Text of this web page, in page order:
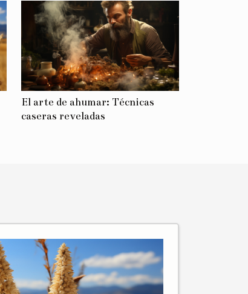
El arte de ahumar: Técnicas
caseras reveladas